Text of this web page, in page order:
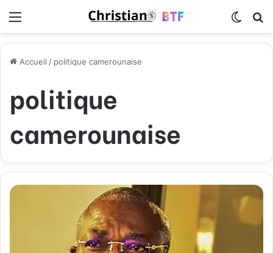
Accueil / politique camerounaise
politique
camerounaise